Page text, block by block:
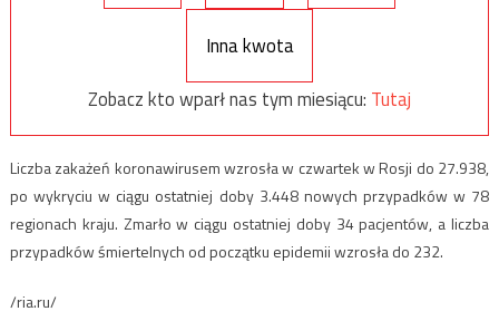
Inna kwota
Zobacz kto wparł nas tym miesiącu: Tutaj
Liczba zakażeń koronawirusem wzrosła w czwartek w Rosji do 27.938,
po wykryciu w ciągu ostatniej doby 3.448 nowych przypadków w 78
regionach kraju. Zmarło w ciągu ostatniej doby 34 pacjentów, a liczba
przypadków śmiertelnych od początku epidemii wzrosła do 232.
/ria.ru/